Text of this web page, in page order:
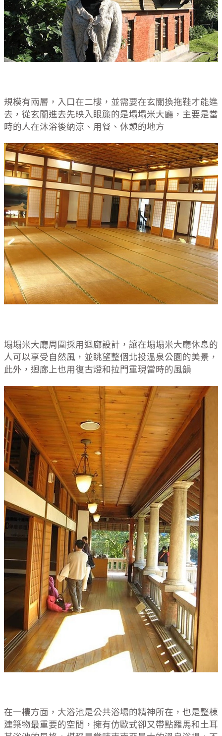
規模有兩層，入口在二樓，並需要在玄關換拖鞋才能進
去，從玄關進去先映入眼簾的是塌塌米大廳，主要是當
時的人在沐浴後納涼、用餐、休憩的地方
塌塌米大廳周圍採用迴廊設計，讓在塌塌米大廳休息的
人可以享受自然風，並眺望整個北投溫泉公園的美景，
此外，迴廊上也用復古燈和拉門重現當時的風韻
在一樓方面，大浴池是公共浴場的精神所在，也是整棟
建築物最重要的空間，擁有仿歐式卻又帶點羅馬和土耳